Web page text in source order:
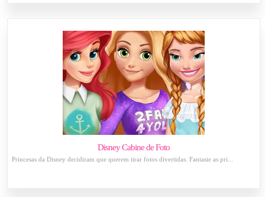
Disney Cabine de Foto
Princesas da Disney decidiram que querem tirar fotos divertidas. Fantasie as pri...